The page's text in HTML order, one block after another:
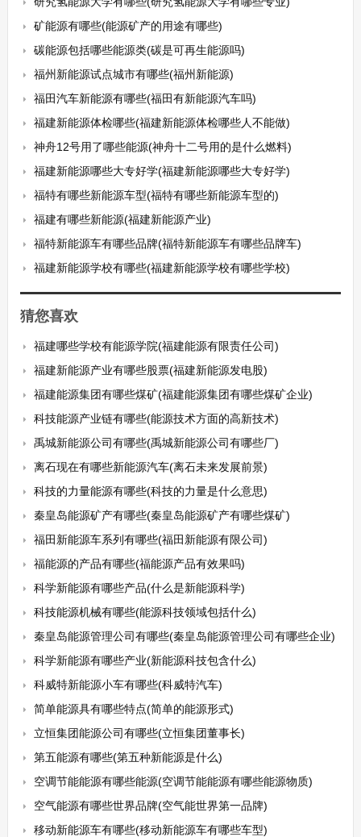
矿能源有哪些(能源矿产的用途有哪些)
碳能源包括哪些能源类(碳是可再生能源吗)
福州新能源试点城市有哪些(福州新能源)
福田汽车新能源有哪些(福田有新能源汽车吗)
福建新能源体检哪些(福建新能源体检哪些人不能做)
神舟12号用了哪些能源(神舟十二号用的是什么燃料)
福建新能源哪些大专好学(福建新能源哪些大专好学)
福特有哪些新能源车型(福特有哪些新能源车型的)
福建有哪些新能源(福建新能源产业)
福特新能源车有哪些品牌(福特新能源车有哪些品牌车)
福建新能源学校有哪些(福建新能源学校有哪些学校)
猜您喜欢
福建哪些学校有能源学院(福建能源有限责任公司)
福建新能源产业有哪些股票(福建新能源发电股)
福建能源集团有哪些煤矿(福建能源集团有哪些煤矿企业)
科技能源产业链有哪些(能源技术方面的高新技术)
禹城新能源公司有哪些(禹城新能源公司有哪些厂)
离石现在有哪些新能源汽车(离石未来发展前景)
科技的力量能源有哪些(科技的力量是什么意思)
秦皇岛能源矿产有哪些(秦皇岛能源矿产有哪些煤矿)
福田新能源车系列有哪些(福田新能源有限公司)
福能源的产品有哪些(福能源产品有效果吗)
科学新能源有哪些产品(什么是新能源科学)
科技能源机械有哪些(能源科技领域包括什么)
秦皇岛能源管理公司有哪些(秦皇岛能源管理公司有哪些企业)
科学新能源有哪些产业(新能源科技包含什么)
科威特新能源小车有哪些(科威特汽车)
简单能源具有哪些特点(简单的能源形式)
立恒集团能源公司有哪些(立恒集团董事长)
第五能源有哪些(第五种新能源是什么)
空调节能能源有哪些能源(空调节能能源有哪些能源物质)
空气能源有哪些世界品牌(空气能世界第一品牌)
移动新能源车有哪些(移动新能源车有哪些车型)